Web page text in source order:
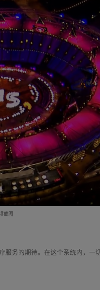
截图
务的期待。在这个系统内，一